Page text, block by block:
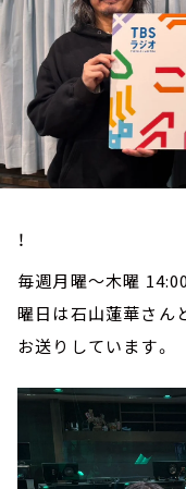
！
毎週月曜～木曜
曜日は石山蓮華さん
お送りしています。